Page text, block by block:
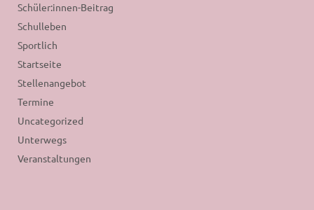
Schüler:innen-Beitrag
Schulleben
Sportlich
Startseite
Stellenangebot
Termine
Uncategorized
Unterwegs
Veranstaltungen